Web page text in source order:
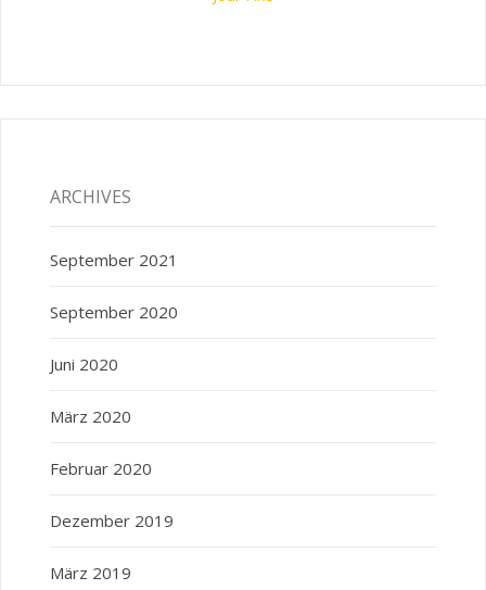
ARCHIVES
September 2021
September 2020
Juni 2020
März 2020
Februar 2020
Dezember 2019
März 2019